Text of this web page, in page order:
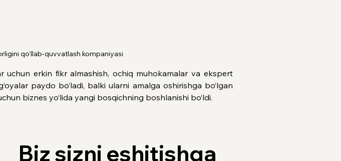
qo‘llab-quvvatlash kompaniyasi
uchun erkin fikr almashish, ochiq muhokamalar va ekspert
paydo bo‘ladi, balki ularni amalga oshirishga bo‘lgan
biznes yo‘lida yangi bosqichning boshlanishi bo‘ldi.
Biz sizni eshitishga